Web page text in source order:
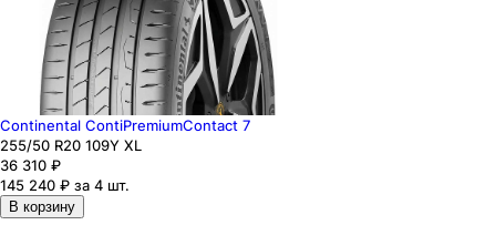
Continental ContiPremiumContact 7
255/50 R20 109Y XL
36 310 ₽
145 240 ₽ за 4 шт.
В корзину